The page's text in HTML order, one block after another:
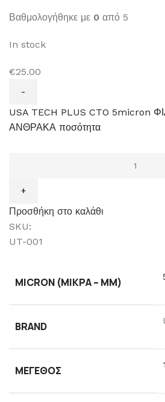
Βαθμολογήθηκε με 0 από 5
In stock
€25.00
USA TECH PLUS CTO 5micron
ΑΝΘΡΑΚΑ ποσότητα
Προσθήκη στο καλάθι
SKU:
UT-001
MICRON (ΜΙΚΡΆ – ΜM)
BRAND
ΜΈΓΕΘΟΣ